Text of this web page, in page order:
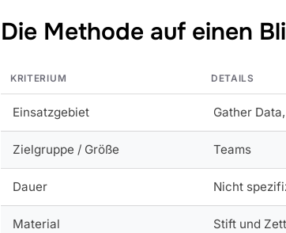
Die Methode auf einen
KRITERIUM DETAILS
Einsatzgebiet Gather
Zielgruppe / Größe Teams
Dauer Nicht
Material Stift und